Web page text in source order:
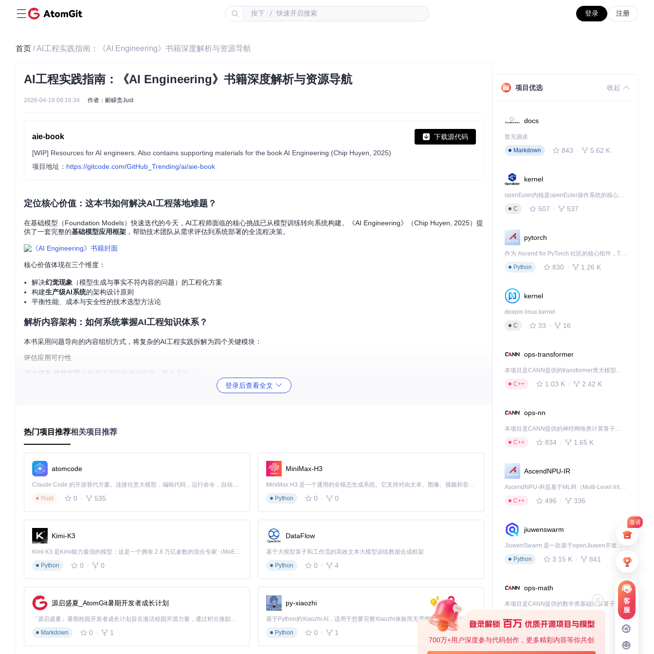
按下 / 快速开启搜索 登录 注册
邀请
客
服
700万+用户深度参与代码创作，更多精彩内容等你共创
首页 / AI工程实践指南：《AI Engineering》书籍深度解析与资源导航
AI工程实践指南：《AI Engineering》书籍深度解析与资源导航
2026-04-18 09:16:34 作者：郦嵘贵Just
aie-book 下载源代码
[WIP] Resources for AI engineers. Also contains supporting materials for the book AI Engineering (Chip Huyen, 2025)
项目地址： https://gitcode.com/GitHub_Trending/ai/aie-book
定位核心价值：这本书如何解决AI工程落地难题？
在基础模型（Foundation Models）快速迭代的今天，AI工程师面临的核心挑战已从模型训练转向系统构建。《AI Engineering》（Chip Huyen, 2025）提
供了一套完整的基础模型应用框架 ，帮助技术团队从需求评估到系统部署的全流程决策。
核心价值体现在三个维度：
解决幻觉现象 （模型生成与事实不符内容的问题）的工程化方案
构建生产级AI系统的架构设计原则
平衡性能、成本与安全性的技术选型方法论
解析内容架构：如何系统掌握AI工程知识体系？
本书采用问题导向的内容组织方式，将复杂的AI工程实践拆解为四个关键模块：
评估应用可行性
通过
成本-收益矩阵 分析是否值得构建AI应用，重点关注：
针对基础模型的固有局限，提供工程化解决方案：
提示工程（Prompt Engineering）的结构化设计方法
上下文窗口管理与信息压缩技术
多轮对话中的状态保持策略
基于业务场景选择最优实现方案：
何时使用RAG（检索增强生成）而非微调
向量数据库选型与检索策略优化
参数高效微调的适用条件与实施步骤
设计系统架构
构建可靠的AI应用基础设施：
模型网关与流量控制机制
输入输出安全护栏（Guardrails）设计
缓存策略与性能优化方案
登录后查看全文
热门项目推荐相关项目推荐
atomcode
Claude Code 的开源替代方案。连接任意大模型，编辑代码，运行命令，自动验证 — 全自动执行。用 Rust 构建，极致性能。 ｜ An open-source alternative to Claude Code. Connect any LLM, edit code, run commands, and verify changes — autonomously. Built in Rust for speed. Get Started
Rust
0 535
MiniMax-H3
MiniMax H3 是一个通用的全模态生成系统。它支持对由文本、图像、视频和音频组成的多模态上下文进行统一理解，并能生成分辨率高达 2K、时长可达 15 秒的带原生立体声音频的视频。得益于面向任务泛化的系统设计，H3 在预训练阶段就已具备广泛的多模态上下文理解与生成能力，能够出色地执行复杂的多模态指令。
Python
0 0
Kimi-K3
Kimi K3 是Kimi能力最强的模型：这是一个拥有 2.8 万亿参数的混合专家（MoE）模型，具备原生视觉理解能力，并支持 100 万 token 的上下文窗口。
Python
0 0
DataFlow
基于大模型算子和工作流的高效文本大模型训练数据合成框架
Python
0 4
源启盛夏_AtomGit暑期开发者成长计划
「源启盛夏」暑期校园开发者成长计划旨在激活校园开源力量，通过积分激励、认证扶持、资源倾斜等形式，引导高校组织和开发者完成「入驻 — 建项目 — 做贡献 — 获认证 — 得资源」的完整闭环。无论你是想带领社团入驻平台的组织者，还是希望用代码贡献证明自己的开发者，都能在这里找到属于你的成长路径。
Markdown
0 1
py-xiaozhi
基于Python的Xiaozhi AI，适用于想要完整Xiaozhi体验而无需拥有专用硬件的用户。
Python
0 1
项目优选 收起
docs
暂无描述
Markdown
843 5.62 K
kernel
openEuler内核是openEuler操作系统的核心，既是系统性能与稳定性的基石，也是连接处理器、设备与服务的桥梁。
C
507 537
pytorch
作为 Ascend for PyTorch 社区的核心组件，TorchNPU 是昇腾专为 PyTorch 打造的深度学习适配插件，使 PyTorch 框架能够直接调用昇腾 NPU，为开发者提供昇腾 AI 处理器的超强算力。
Python
830 1.26 K
kernel
deepin linux kernel
C
33 16
ops-transformer
本项目是CANN提供的transformer类大模型算子库，实现网络在NPU上加速计算。
C++
1.03 K 2.42 K
ops-nn
本项目是CANN提供的神经网络类计算算子库，实现网络在NPU上加速计算。
C++
834 1.65 K
AscendNPU-IR
AscendNPU-IR是基于MLIR（Multi-Level Intermediate Representation）构建的，面向昇腾亲和算子编译时使用的中间表示，提供昇腾完备表达能力，通过编译优化提升昇腾AI处理器计算效率，支持通过生态框架使能昇腾AI处理器与深度调优
C++
496 336
jiuwenswarm
JiuwenSwarm 是一款基于openJiuwen开发的智能AI Agent，它能够将大语言模型的强大能力，通过你日常使用的各类通讯应用，直接延伸至你的指尖。
Python
3.15 K 841
ops-math
C++
deveco-code